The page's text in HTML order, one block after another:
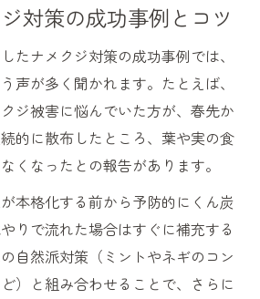
対策の成功事例とコツ
たナメクジ対策の成功事例では、
声が多く聞かれます。たとえば、
ジ被害に悩んでいた方が、春先か
的に散布したところ、葉や実の食
くなったとの報告があります。
本格化する前から予防的にくん炭
りで流れた場合はすぐに補充する
自然派対策（ミントやネギのコン
）と組み合わせることで、さらに